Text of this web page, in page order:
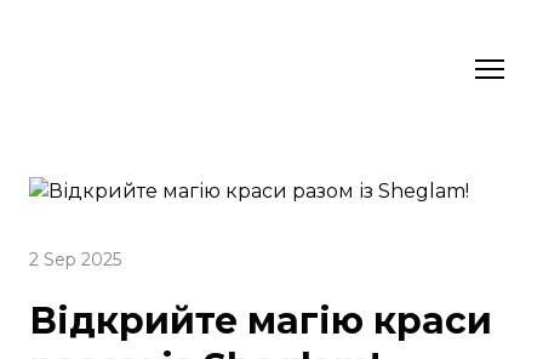
2 Sep 2025
Відкрийте магію краси